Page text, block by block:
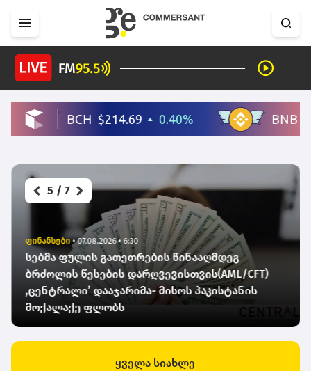
6 / 7
მსოფლიო•07.08.2026 • 6:15
დონალდ ტრამპმა დაბადებით მოქალაქეობის
შეზღუდვის მიზნით ორ აღმასრულებელ
განკარგულებას მოაწერა ხელი
ყველა სიახლე